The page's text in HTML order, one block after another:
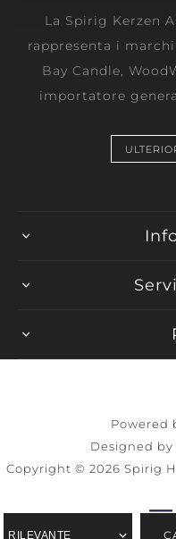
La Spirig Kerzen
rappresenta i marchi
Bay Candle,
importatore
Powered
Designed by
Copyright © 2026 Spirig